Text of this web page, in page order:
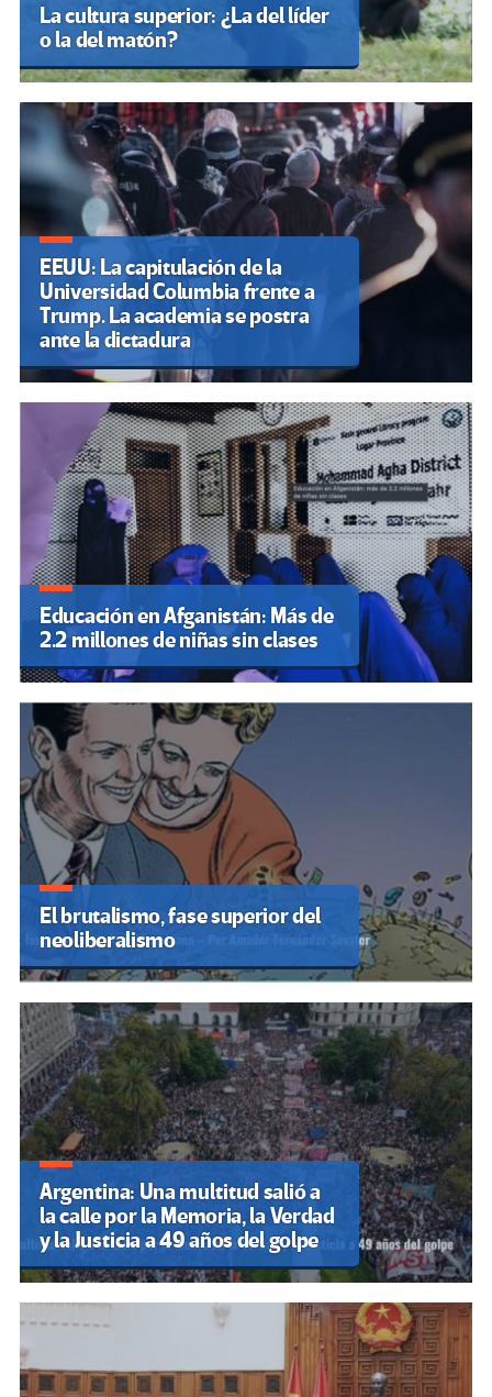
La cultura superior: ¿La del líder
o la del matón?
EEUU: La capitulación de la
Universidad Columbia frente a
Trump. La academia se postra
ante la dictadura
Educación en Afganistán: Más de
2.2 millones de niñas sin clases
El brutalismo, fase superior del
neoliberalismo
Argentina: Una multitud salió a
la calle por la Memoria, la Verdad
y la Justicia a 49 años del golpe